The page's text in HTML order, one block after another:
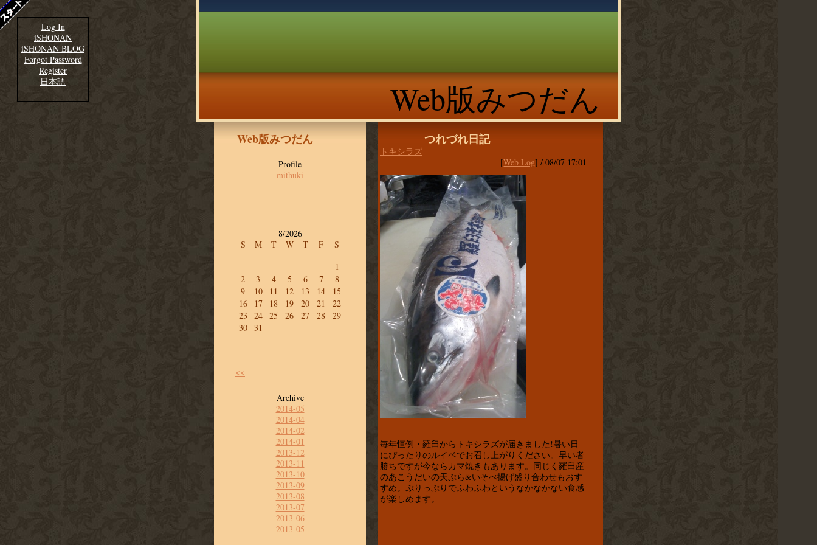
Web版みつだん
Web版みつだん
Profile
mithuki
8/2026
S
M T W T F
S
1
2
3 4 5 6 7
8
9
10 11 12 13 14
15
16
17 18 19 20 21
22
23
24 25 26 27 28
29
30
31
<<
Archive
2014-05
2014-04
2014-02
2014-01
2013-12
2013-11
2013-10
2013-09
2013-08
2013-07
2013-06
2013-05
つれづれ日記
トキシラズ
[Web Log] /08/07 17:01
毎年恒例・羅臼からトキシラズが届きました!暑い日
にぴったりのルイベでお召し上がりください。早い者
勝ちですが今ならカマ焼きもあります。同じく羅臼産
のあこうだいの天ぷら&いそべ揚げ盛り合わせもおす
すめ。ぷりっぷりでふわふわというなかなかない食感
が楽しめます。
Log In
iSHONAN
iSHONAN BLOG
Forgot Password
Register
日本語